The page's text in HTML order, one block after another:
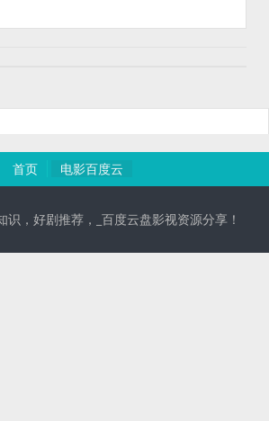
首页 电影百度云
识，好剧推荐，_百度云盘影视资源分享！